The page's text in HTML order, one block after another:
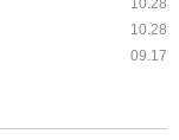
10.28
09.17